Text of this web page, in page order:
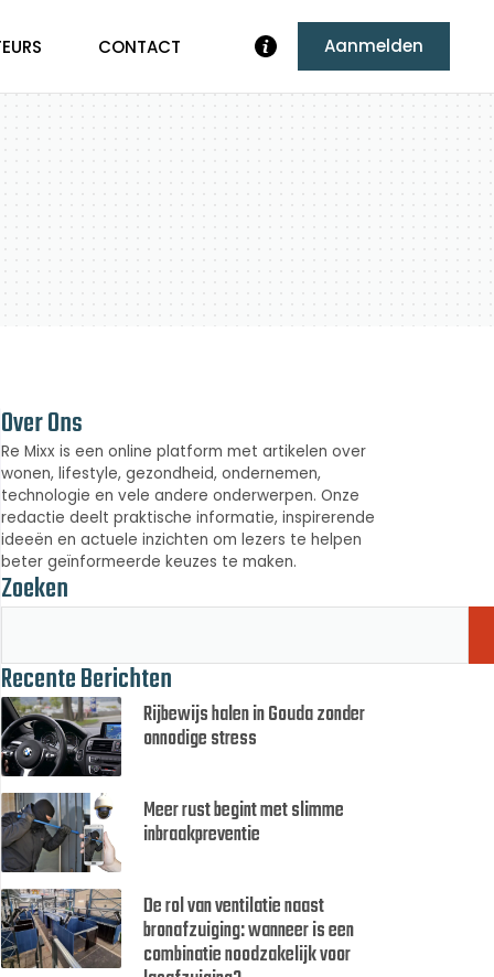
CONTACT Aanmelden
Over Ons
Re Mixx is een online platform met artikelen over
wonen, lifestyle, gezondheid, ondernemen,
technologie en vele andere onderwerpen. Onze
redactie deelt praktische informatie, inspirerende
ideeën en actuele inzichten om lezers te helpen
beter geïnformeerde keuzes te maken.
Zoeken
Recente Berichten
Rijbewijs halen in Gouda zonder
onnodige stress
Meer rust begint met slimme
inbraakpreventie
De rol van ventilatie naast
bronafzuiging: wanneer is een
combinatie noodzakelijk voor